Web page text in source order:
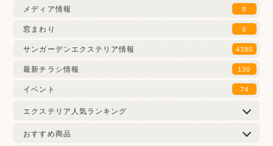
メディア情報 8
窓まわり 9
サンガーデンエクステリア情報 4380
最新チラシ情報 130
イベント 74
エクステリア人気ランキング
おすすめ商品